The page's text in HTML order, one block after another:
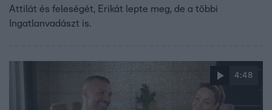
Attilát és feleségét, Erikát lepte meg, de a többi
Ingatlanvadászt is.
4:48